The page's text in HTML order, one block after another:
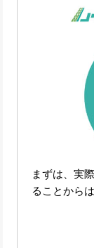
まずは、実
ることから